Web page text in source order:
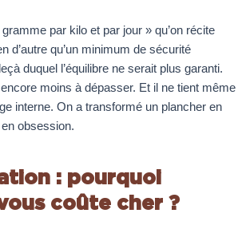
par kilo et par jour » qu’on récite
d’autre qu’un minimum de sécurité
duquel l’équilibre ne serait plus garanti.
moins à dépasser. Et il ne tient même
interne. On a transformé un plancher en
obsession.
: pourquoi
vous coûte cher ?